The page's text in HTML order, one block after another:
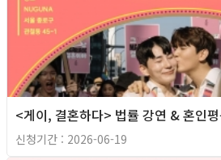
<게이, 결혼하다> 법률 강연 & 혼인
신청기간 : 2026-06-19